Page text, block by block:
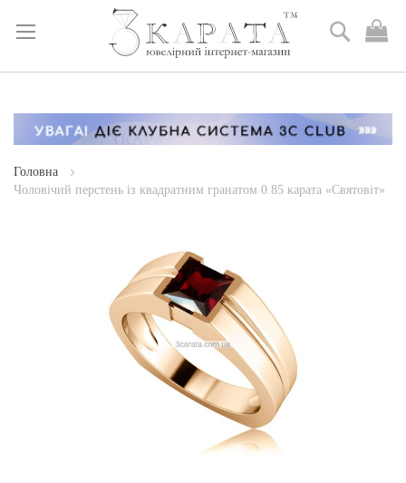
Skip
Content
Пошук
Головна
Чоловічий перстень із квадратним гранатом 0.85 карата «Святовіт»